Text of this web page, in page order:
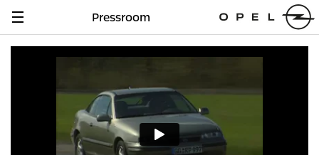
Navigation
Pressroom